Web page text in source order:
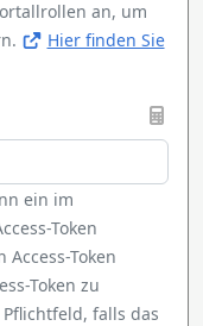
an, um
Hier finden Sie
ein im
Token
Token
Token zu
falls das